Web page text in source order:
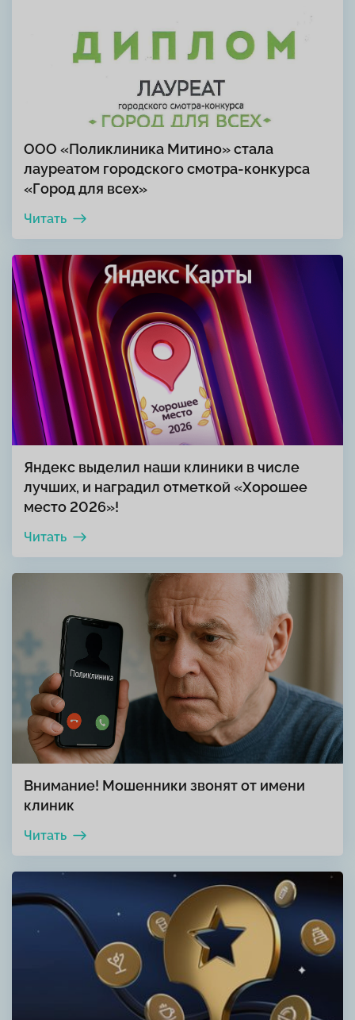
ООО «Поликлиника Митино» стала
лауреатом городского смотра-конкурса
«Город для всех»
Читать
Яндекс выделил наши клиники в числе
лучших, и наградил отметкой «Хорошее
место 2026»!
Читать
Внимание! Мошенники звонят от имени
клиник
Читать